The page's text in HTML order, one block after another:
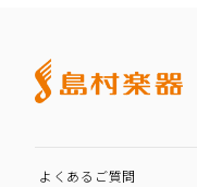
よくあるご質問